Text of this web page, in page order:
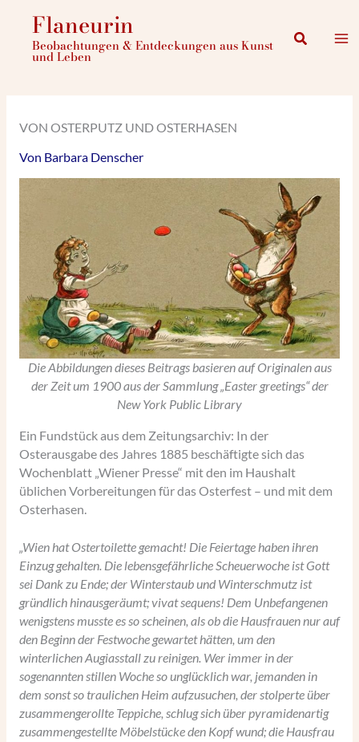
springen
Flaneurin
Beobachtungen & Entdeckungen aus Kunst
und Leben
Suchen
VON OSTERPUTZ UND OSTERHASEN
Von Barbara Denscher
Die Abbildungen dieses Beitrags basieren auf Originalen aus
der Zeit um 1900 aus der Sammlung „Easter greetings“ der
New York Public Library
Ein Fundstück aus dem Zeitungsarchiv: In der
Osterausgabe des Jahres 1885 beschäftigte sich das
Wochenblatt „Wiener Presse“ mit den im Haushalt
üblichen Vorbereitungen für das Osterfest – und mit dem
Osterhasen.
„Wien hat Ostertoilette gemacht! Die Feiertage haben ihren
Einzug gehalten. Die lebensgefährliche Scheuerwoche ist Gott
sei Dank zu Ende; der Winterstaub und Winterschmutz ist
gründlich hinausgeräumt; vivat sequens! Dem Unbefangenen
wenigstens musste es so scheinen, als ob die Hausfrauen nur auf
den Beginn der Festwoche gewartet hätten, um den
winterlichen Augiasstall zu reinigen. Wer immer in der
sogenannten stillen Woche so unglücklich war, jemanden in
dem sonst so traulichen Heim aufzusuchen, der stolperte über
zusammengerollte Teppiche, schlug sich über pyramidenartig
zusammengestellte Möbelstücke den Kopf wund; die Hausfrau